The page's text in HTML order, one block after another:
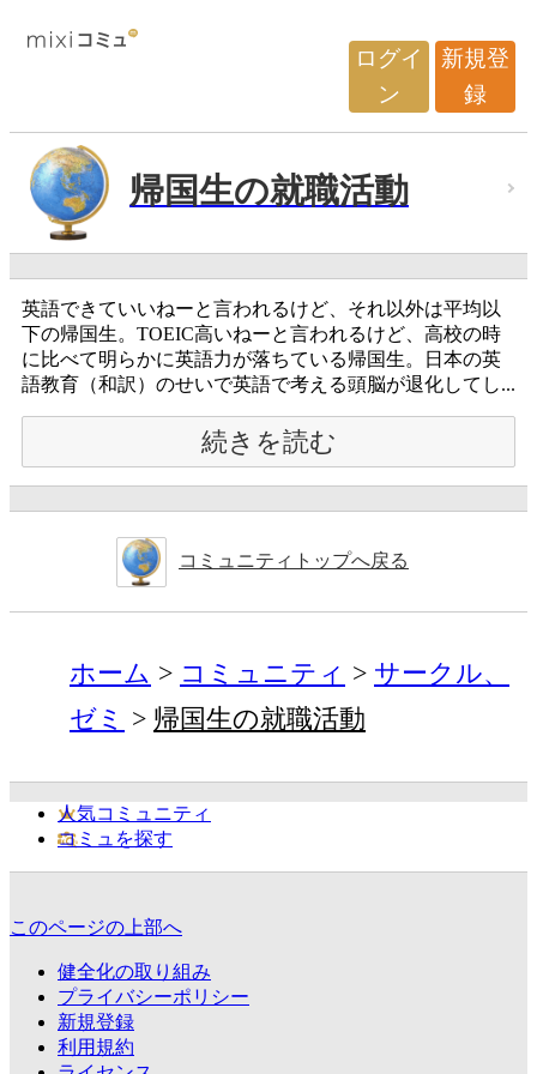
ログイ
ン
新規登
録
帰国生の就職活動
英語できていいねーと言われるけど、それ以外は平均以
下の帰国生。TOEIC高いねーと言われるけど、高校の時
に比べて明らかに英語力が落ちている帰国生。日本の英
語教育（和訳）のせいで英語で考える頭脳が退化してし...
続きを読む
コミュニティトップへ戻る
ホーム コミュニティ
サークル、
ゼミ
帰国生の就職活動
人気コミュニティ
コミュを探す
このページの上部へ
健全化の取り組み
プライバシーポリシー
新規登録
利用規約